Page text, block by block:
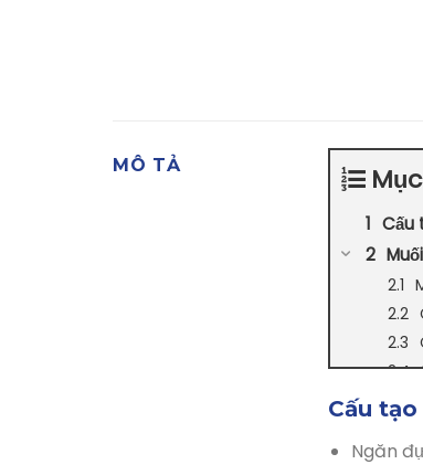
MÔ TẢ
Cấu
Cấu
Ngăn